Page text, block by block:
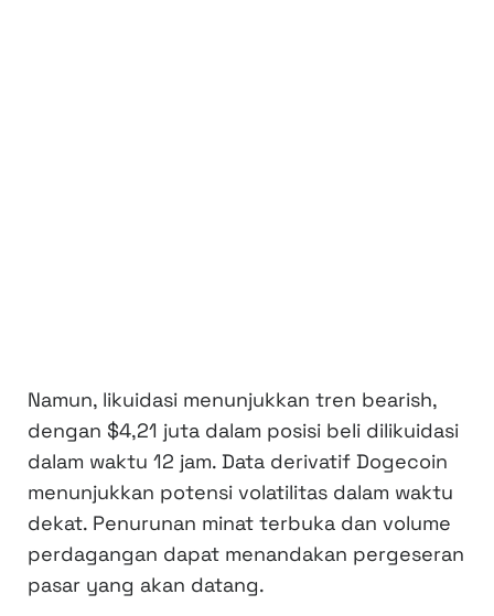
Namun, likuidasi menunjukkan tren bearish,
dengan $4,21 juta dalam posisi beli dilikuidasi
dalam waktu 12 jam. Data derivatif Dogecoin
menunjukkan potensi volatilitas dalam waktu
dekat. Penurunan minat terbuka dan volume
perdagangan dapat menandakan pergeseran
pasar yang akan datang.